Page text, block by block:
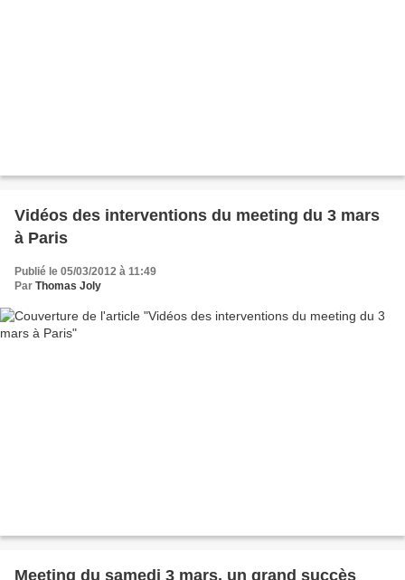
Vidéos des interventions du meeting du 3 mars
à Paris
Publié le 05/03/2012 à 11:49
Par Thomas Joly
Meeting du samedi 3 mars, un grand succès